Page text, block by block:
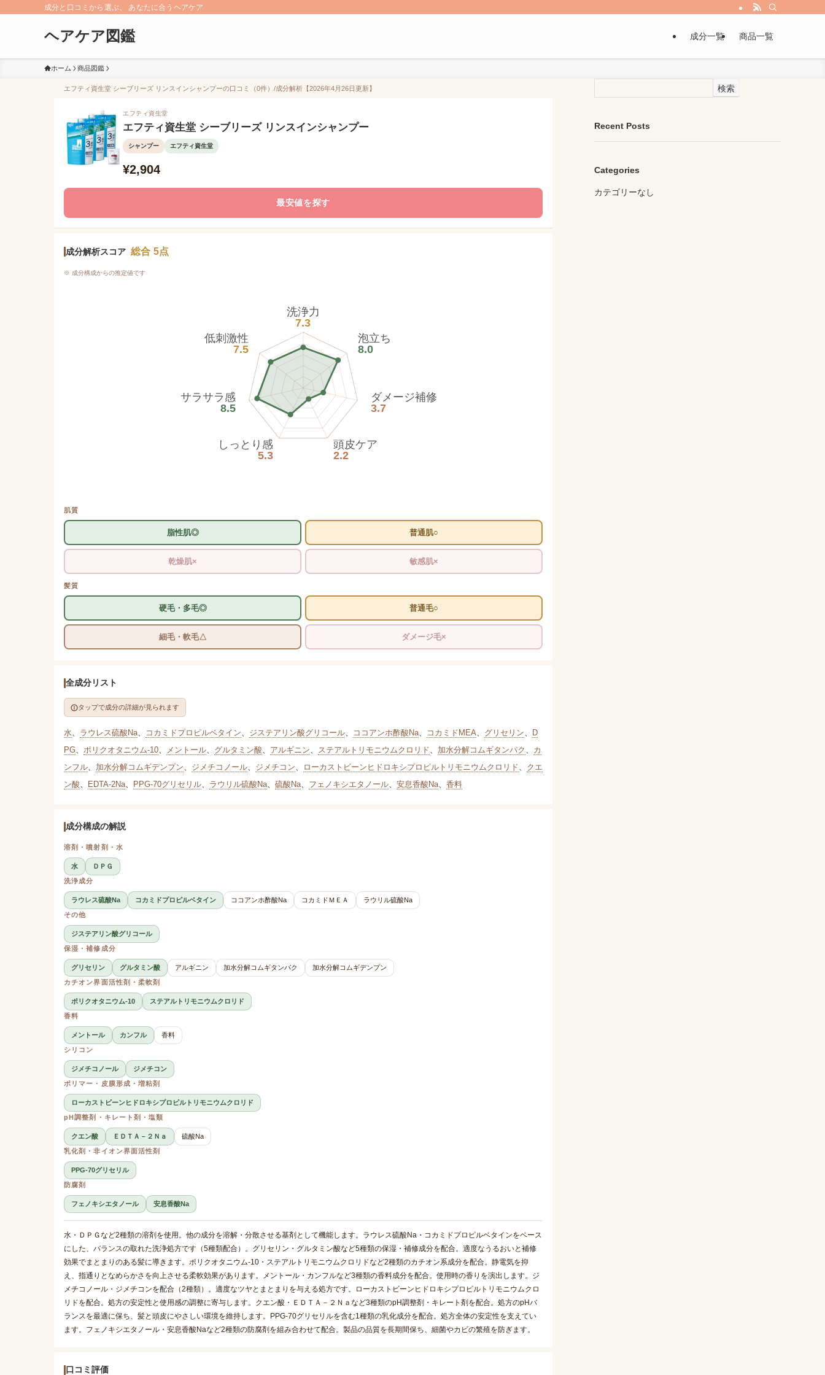
成分と口コミから選ぶ、 あなたに合うヘアケア
ヘアケア図鑑 成分一覧 商品一覧
ホーム 商品図鑑
エフティ資生堂 シーブリーズ リンスインシャンプーの口コミ（0件）/成分解析【2026年4月26日更新】
エフティ資生堂
エフティ資生堂 シーブリーズ リンスインシャンプー
シャンプー エフティ資生堂
¥2,904
最安値を探す
成分解析スコア 総合 5点
※ 成分構成からの推定値です
洗浄力
7.3
泡立ち
8.0
ダメージ補修
3.7
頭皮ケア
2.2
しっとり感
5.3
サラサラ感
8.5
低刺激性
7.5
肌質
脂性肌◎ 普通肌○
乾燥肌× 敏感肌×
髪質
硬毛・多毛◎ 普通毛○
細毛・軟毛△ ダメージ毛×
全成分リスト
タップで成分の詳細が見られます
水、 ラウレス硫酸Na、 コカミドプロピルベタイン、 ジステアリン酸グリコール、 ココアンホ酢酸Na、 コカミドMEA、 グリセリン、
D
PG、 ポリクオタニウム-10、 メントール、 グルタミン酸、 アルギニン、 ステアルトリモニウムクロリド、 加水分解コムギタンパク 、 カ
ンフル、 加水分解コムギデンプン、 ジメチコノール、 ジメチコン、 ローカストビーンヒドロキシプロピルトリモニウムクロリド、 クエ
ン酸、 EDTA-2Na、 PPG-70グリセリル、 ラウリル硫酸Na、 硫酸Na、 フェノキシエタノール、 安息香酸Na、 香料
成分構成の解説
溶剤・噴射剤・水
水
ＤＰＧ
洗浄成分
ラウレス硫酸Na コカミドプロピルベタイン ココアンホ酢酸Na コカミドＭＥＡ
ラウリル硫酸Na
その他
ジステアリン酸グリコール
保湿・補修成分
グリセリン グルタミン酸 アルギニン 加水分解コムギタンパク
加水分解コムギデンプン
カチオン界面活性剤・柔軟剤
ポリクオタニウム-10
ステアルトリモニウムクロリド
香料
メントール カンフル
香料
シリコン
ジメチコノール
ジメチコン
ポリマー・皮膜形成・増粘剤
ローカストビーンヒドロキシプロピルトリモニウムクロリド
pH調整剤・キレート剤・塩類
クエン酸 ＥＤＴＡ－２Ｎａ
硫酸Na
乳化剤・非イオン界面活性剤
PPG-70グリセリル
防腐剤
フェノキシエタノール 安息香酸Na
水・ＤＰＧなど2種類の溶剤を使用。他の成分を溶解・分散させる基剤として機能します。ラウレス硫酸Na・コカミドプロピルベタインをベース
にした、バランスの取れた洗浄処方です（5種類配合）。グリセリン・グルタミン酸など5種類の保湿・補修成分を配合。適度なうるおいと補修
効果でまとまりのある髪に導きます。ポリクオタニウム-10・ステアルトリモニウムクロリドなど2種類のカチオン系成分を配合。静電気を抑
え、指通りとなめらかさを向上させる柔軟効果があります。メントール・カンフルなど3種類の香料成分を配合。使用時の香りを演出します。ジ
メチコノール・ジメチコンを配合（2種類）。適度なツヤとまとまりを与える処方です。ローカストビーンヒドロキシプロピルトリモニウムクロ
リドを配合。処方の安定性と使用感の調整に寄与します。クエン酸・ＥＤＴＡ－２Ｎａなど3種類のpH調整剤・キレート剤を配合。処方のpHバ
ランスを最適に保ち、髪と頭皮にやさしい環境を維持します。PPG-70グリセリルを含む1種類の乳化成分を配合。処方全体の安定性を支えてい
ます。フェノキシエタノール・安息香酸Naなど2種類の防腐剤を組み合わせて配合。製品の品質を長期間保ち、細菌やカビの繁殖を防ぎます。
口コミ評価
検索
Recent Posts
Categories
カテゴリーなし